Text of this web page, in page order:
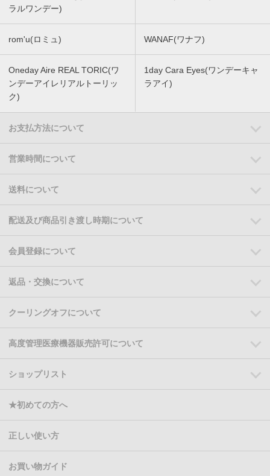
ラルワンデー)
rom'u(ロミュ) WANAF(ワナフ)
Oneday Aire REAL TORIC(ワ
ンデーアイレリアルトーリッ
ク)
1day Cara Eyes(ワンデーキャ
ラアイ)
お支払方法について
営業時間について
送料について
配送及び商品引き渡し時期について
会員登録について
返品・交換について
クーリングオフについて
高度管理医療機器販売許可について
ショップリスト
★初めての方へ
正しい使い方
お買い物ガイド